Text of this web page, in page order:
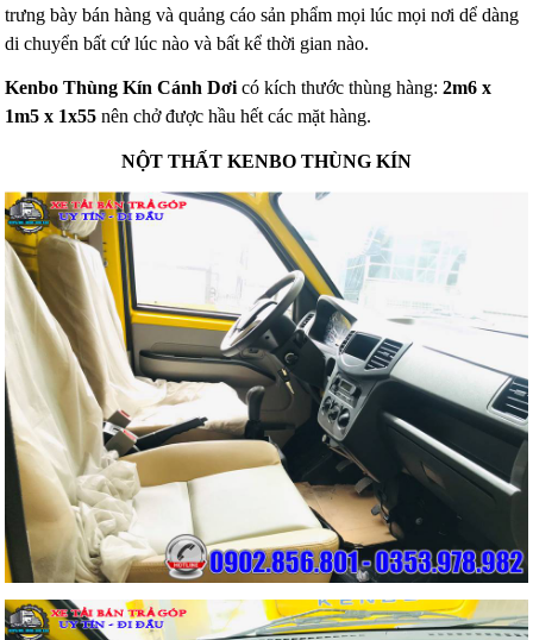
trưng bày bán hàng và quảng cáo sản phẩm mọi lúc mọi nơi dể dàng
di chuyển bất cứ lúc nào và bất kể thời gian nào.
Kenbo Thùng Kín Cánh Dơi có kích thước thùng hàng:2m6 x
1m5 x 1x55 nên chở được hầu hết các mặt hàng.
NỘT THẤT KENBO THÙNG KÍN